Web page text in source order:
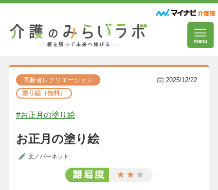
高齢者レクリエーション
塗り絵（無料）
2025/12/22
#お正月の塗り絵
お正月の塗り絵
文／バーネット